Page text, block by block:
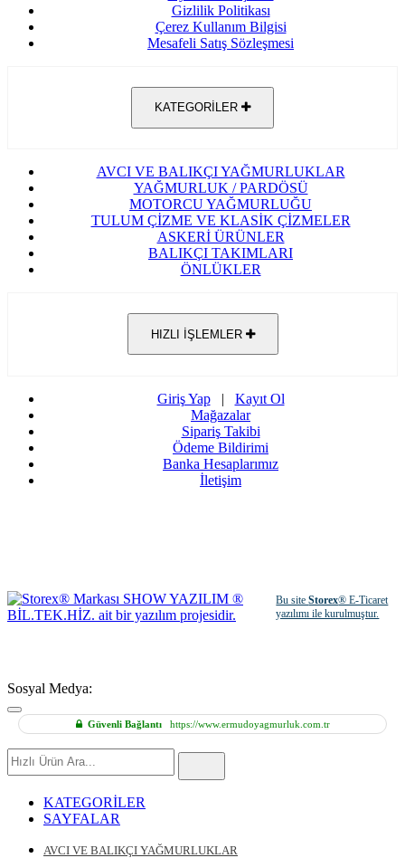
Gizlilik Politikası
Çerez Kullanım Bilgisi
Mesafeli Satış Sözleşmesi
KATEGORİLER
AVCI VE BALIKÇI YAĞMURLUKLAR
YAĞMURLUK / PARDÖSÜ
MOTORCU YAĞMURLUĞU
TULUM ÇİZME VE KLASİK ÇİZMELER
ASKERİ ÜRÜNLER
BALIKÇI TAKIMLARI
ÖNLÜKLER
HIZLI İŞLEMLER
Giriş Yap| Kayıt Ol
Mağazalar
Sipariş Takibi
Ödeme Bildirimi
Banka Hesaplarımız
İletişim
Bu siteStorex® E-Ticaret
yazılımı ile kurulmuştur.
Sosyal Medya:
Güvenli Bağlantıhttps://www.ermudoyagmurluk.com.tr
Hızlı
Ürün
KATEGORİLER
SAYFALAR
AVCI VE BALIKÇI YAĞMURLUKLAR